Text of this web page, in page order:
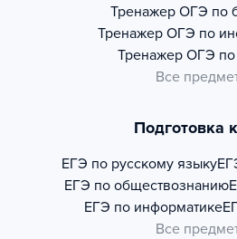
Тренажер ОГЭ по
Тренажер ОГЭ по
Тренажер ОГЭ по
Все
Подготовка
ЕГЭ по русскому языку
ЕГЭ по обществознанию
ЕГЭ по информатике
Все